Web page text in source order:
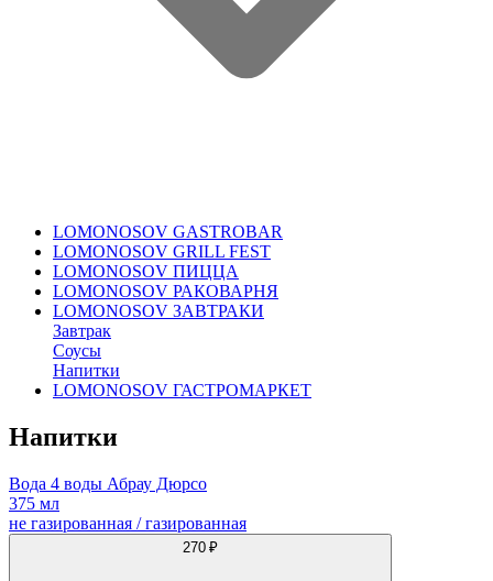
LOMONOSOV GASTROBAR
LOMONOSOV GRILL FEST
LOMONOSOV ПИЦЦА
LOMONOSOV РАКОВАРНЯ
LOMONOSOV ЗАВТРАКИ
Завтрак
Соусы
Напитки
LOMONOSOV ГАСТРОМАРКЕТ
Напитки
Вода 4 воды Абрау Дюрсо
375 мл
не газированная / газированная
270 ₽